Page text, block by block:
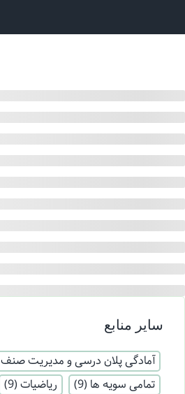
سایر منابع
آمادگی پلان درسی و مدیریت صنف
تمامی سویه ها (9) ریاضیات (9)